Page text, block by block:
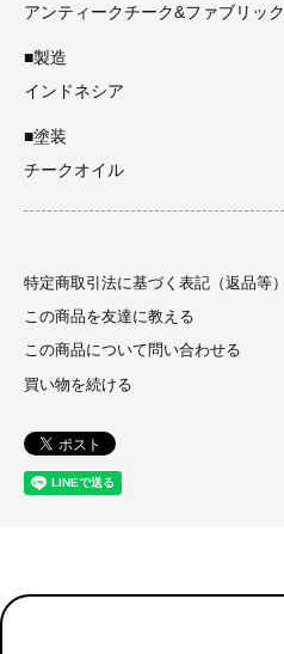
アンティークチーク&ファブリック
■製造
インドネシア
■塗装
チークオイル
特定商取引法に基づく表記（返品等）
この商品を友達に教える
この商品について問い合わせる
買い物を続ける